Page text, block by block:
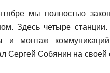
мы полностью
Здесь четыре
и монтаж
Сергей Собянин на своей